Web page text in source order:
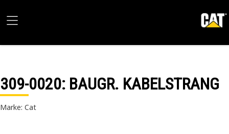
309-0020: BAUGR. KABELSTRANG
Marke: Cat